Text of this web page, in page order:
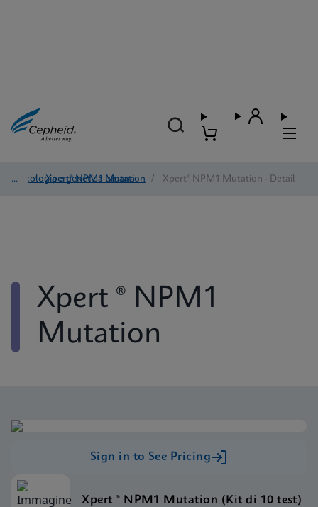
Oncologia e genetica umana
/ Xpert® NPM1 Mutation / Xpert® NPM1 Mutation - Detail
Xpert ® NPM1
Mutation
Sign in to See Pricing
Xpert ® NPM1 Mutation (Kit di 10 test)